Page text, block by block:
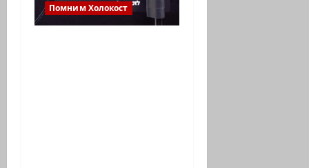
Помним Холокост